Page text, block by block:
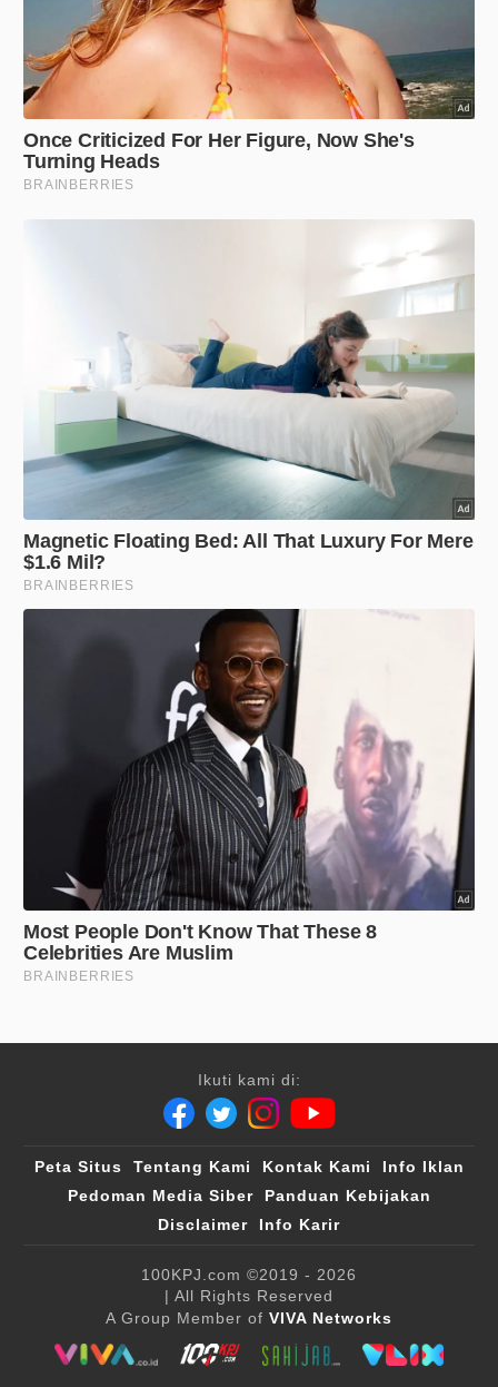
Ikuti kami di:
Peta Situs Tentang Kami Kontak Kami
Info Iklan
Pedoman Media Siber
Panduan Kebijakan
Disclaimer
Info Karir
100KPJ.com ©2019 - 2026
| All Rights Reserved
A Group Member of VIVA Networks